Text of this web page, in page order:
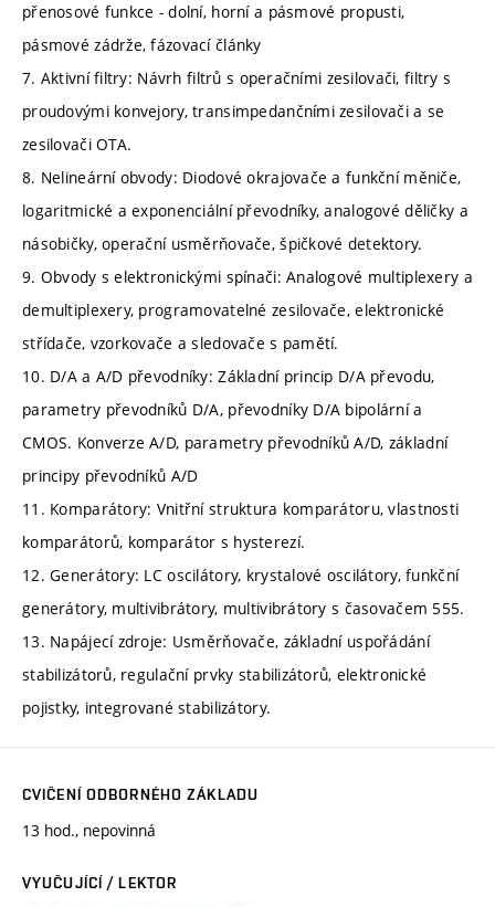
přenosové funkce - dolní, horní a pásmové propusti,
pásmové zádrže, fázovací články
7. Aktivní filtry: Návrh filtrů s operačními zesilovači, filtry s
proudovými konvejory, transimpedančními zesilovači a se
zesilovači OTA.
8. Nelineární obvody: Diodové okrajovače a funkční měniče,
logaritmické a exponenciální převodníky, analogové děličky a
násobičky, operační usměrňovače, špičkové detektory.
9. Obvody s elektronickými spínači: Analogové multiplexery a
demultiplexery, programovatelné zesilovače, elektronické
střídače, vzorkovače a sledovače s pamětí.
10. D/A a A/D převodníky: Základní princip D/A převodu,
parametry převodníků D/A, převodníky D/A bipolární a
CMOS. Konverze A/D, parametry převodníků A/D, základní
principy převodníků A/D
11. Komparátory: Vnitřní struktura komparátoru, vlastnosti
komparátorů, komparátor s hysterezí.
12. Generátory: LC oscilátory, krystalové oscilátory, funkční
generátory, multivibrátory, multivibrátory s časovačem 555.
13. Napájecí zdroje: Usměrňovače, základní uspořádání
stabilizátorů, regulační prvky stabilizátorů, elektronické
pojistky, integrované stabilizátory.
CVIČENÍ ODBORNÉHO ZÁKLADU
13 hod., nepovinná
VYUČUJÍCÍ / LEKTOR